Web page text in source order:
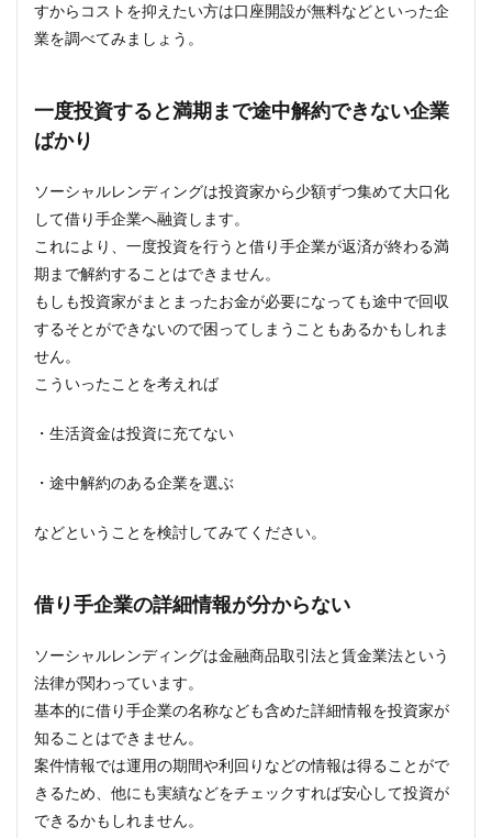
すからコストを抑えたい方は口座開設が無料などといった企
業を調べてみましょう。
一度投資すると満期まで途中解約できない企業
ばかり
ソーシャルレンディングは投資家から少額ずつ集めて大口化
して借り手企業へ融資します。
これにより、一度投資を行うと借り手企業が返済が終わる満
期まで解約することはできません。
もしも投資家がまとまったお金が必要になっても途中で回収
するそとができないので困ってしまうこともあるかもしれま
せん。
こういったことを考えれば
・生活資金は投資に充てない
・途中解約のある企業を選ぶ
などということを検討してみてください。
借り手企業の詳細情報が分からない
ソーシャルレンディングは金融商品取引法と賃金業法という
法律が関わっています。
基本的に借り手企業の名称なども含めた詳細情報を投資家が
知ることはできません。
案件情報では運用の期間や利回りなどの情報は得ることがで
きるため、他にも実績などをチェックすれば安心して投資が
できるかもしれません。